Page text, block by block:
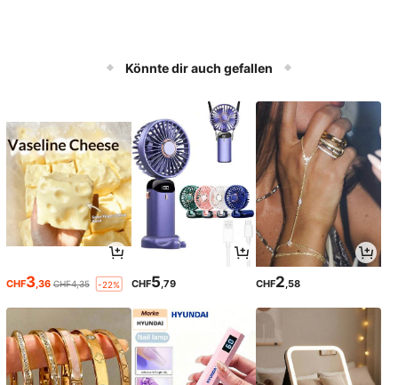
Könnte dir auch gefallen
CHF3 ,36 CHF4,35 -22% CHF5 ,79 CHF2 ,58